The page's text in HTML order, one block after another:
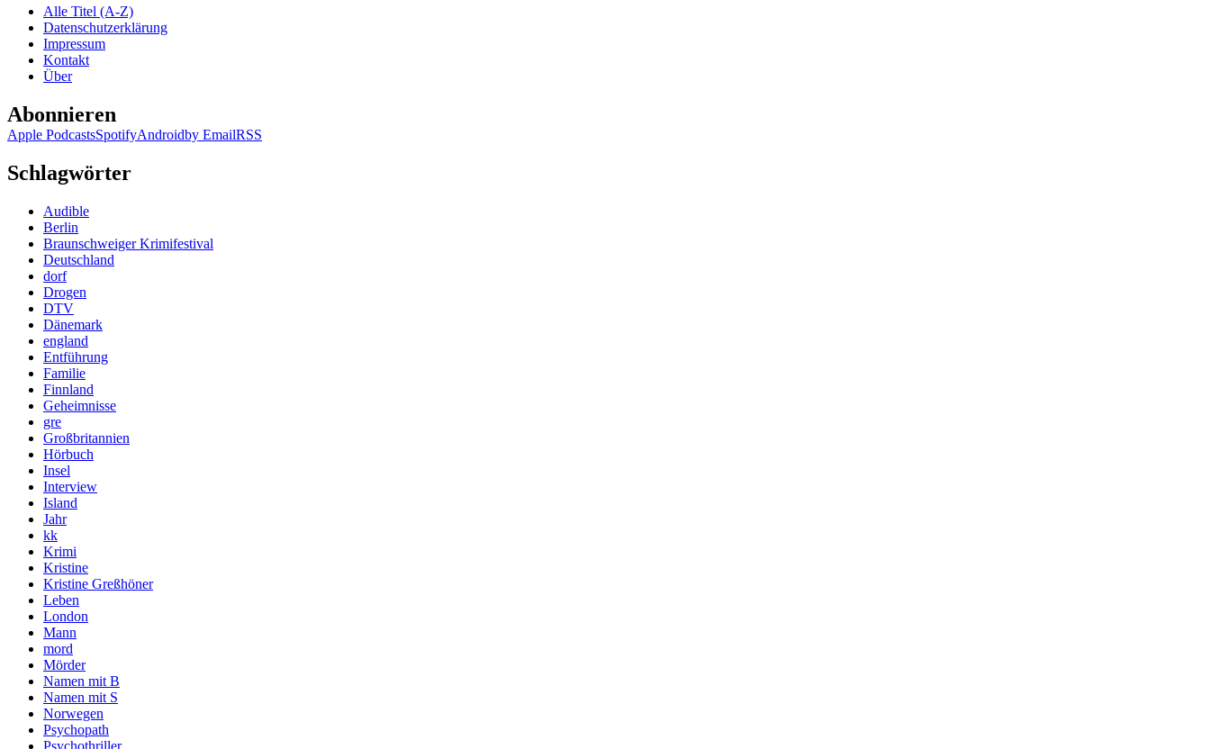
Alle Titel (A-Z)
Datenschutzerklärung
Impressum
Kontakt
Über
Abonnieren
Apple PodcastsSpotifyAndroidby EmailRSS
Schlagwörter
Audible
Berlin
Braunschweiger Krimifestival
Deutschland
dorf
Drogen
DTV
Dänemark
england
Entführung
Familie
Finnland
Geheimnisse
gre
Großbritannien
Hörbuch
Insel
Interview
Island
Jahr
kk
Krimi
Kristine
Kristine Greßhöner
Leben
London
Mann
mord
Mörder
Namen mit B
Namen mit S
Norwegen
Psychopath